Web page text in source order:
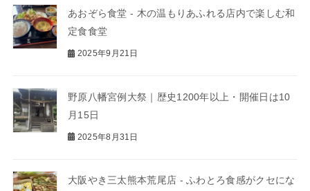
あおぞら食堂 - 木の温もりあふれる店内で楽しむ和
定食食堂
2025年9月21日
野原八幡宮例大祭｜歴史1200年以上・開催日は10
月15日
2025年8月31日
大阪やき三太熊本荒尾店 - ふわとろ食感がクセにな